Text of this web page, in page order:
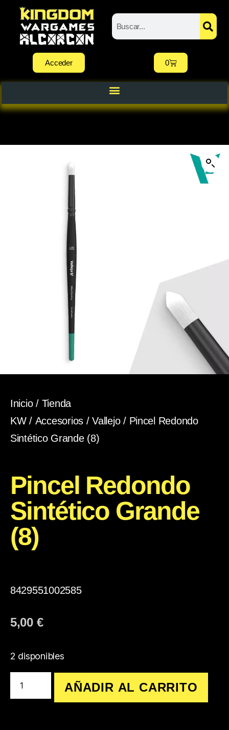
Acceder 0
Inicio/ Tienda
KW/ Accesorios/Vallejo/ Pincel Redondo
Sintético Grande (8)
Pincel Redondo
Sintético Grande
(8)
8429551002585
5,00 €
2 disponibles
AÑADIR AL CARRITO